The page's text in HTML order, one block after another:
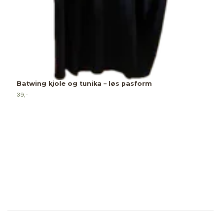
Batwing kjole og tunika – løs pasform
39,-